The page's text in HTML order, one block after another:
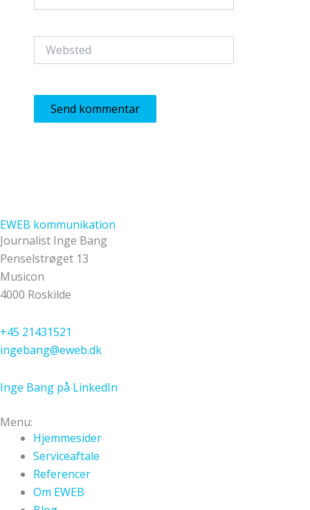
EWEB kommunikation
Journalist Inge Bang
Penselstrøget 13
Musicon
4000 Roskilde
+45 21431521
ingebang@eweb.dk
Inge Bang på LinkedIn
Menu:
Hjemmesider
Serviceaftale
Referencer
Om EWEB